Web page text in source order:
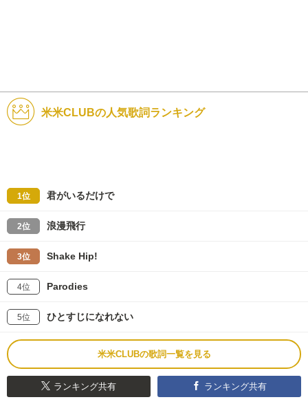
米米CLUBの人気歌詞ランキング
1位 君がいるだけで
2位 浪漫飛行
3位 Shake Hip!
4位 Parodies
5位 ひとすじになれない
米米CLUBの歌詞一覧を見る
ランキング共有 ランキング共有